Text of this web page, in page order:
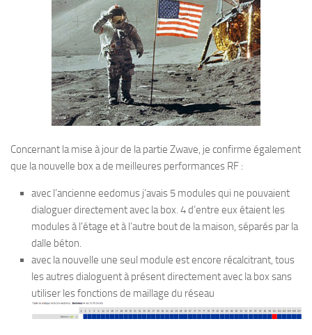
Concernant la mise à jour de la partie Zwave, je confirme également
que la nouvelle box a de meilleures performances RF :
avec l’ancienne eedomus j’avais 5 modules qui ne pouvaient
dialoguer directement avec la box. 4 d’entre eux étaient les
modules à l’étage et à l’autre bout de la maison, séparés par la
dalle béton.
avec la nouvelle une seul module est encore récalcitrant, tous
les autres dialoguent à présent directement avec la box sans
utiliser les fonctions de maillage du réseau